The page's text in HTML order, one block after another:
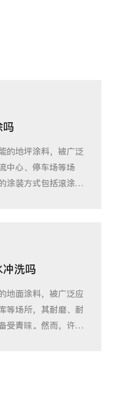
的地坪涂料，被广泛
中心、停车场等场
涂装方式包括滚涂、
洗吗
地面涂料，被广泛应
等场所，其耐磨、耐
受青睐。然而，许多